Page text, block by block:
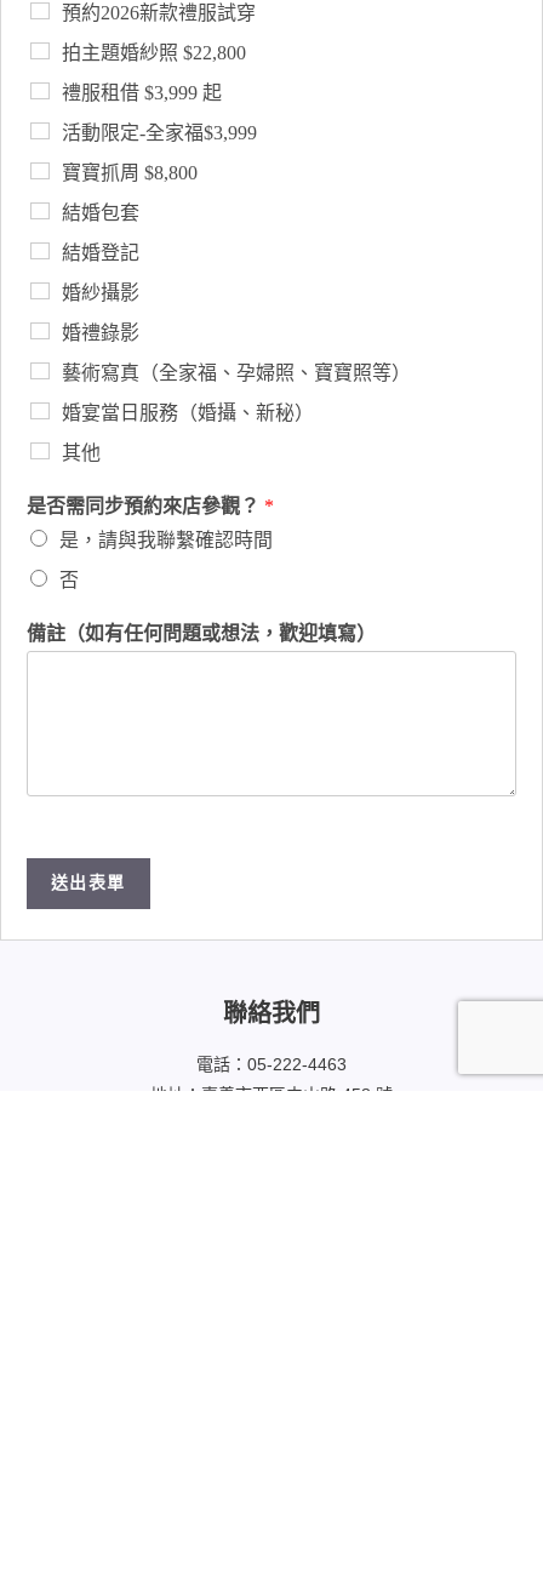
預約2026新款禮服試穿
拍主題婚紗照 $22,800
禮服租借 $3,999 起
活動限定-全家福$3,999
寶寶抓周 $8,800
結婚包套
結婚登記
婚紗攝影
婚禮錄影
藝術寫真（全家福、孕婦照、寶寶照等）
婚宴當日服務（婚攝、新秘）
其他
是否需同步預約來店參觀？ *
是，請與我聯繫確認時間
否
備註（如有任何問題或想法，歡迎填寫）
送出表單
聯絡我們
電話：05-222-4463
地址：嘉義市西區中山路 458 號